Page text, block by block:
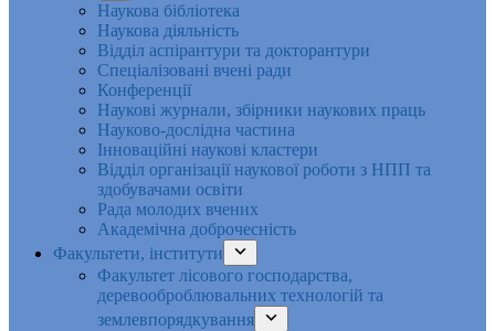
Наукова бібліотека
Наукова діяльність
Відділ аспірантури та докторантури
Спеціалізовані вчені ради
Конференції
Наукові журнали, збірники наукових праць
Науково-дослідна частина
Інноваційні наукові кластери
Відділ організації наукової роботи з НПП та
здобувачами освіти
Рада молодих вчених
Академічна доброчесність
Факультети, інститути
Факультет лісового господарства,
деревооброблювальних технологій та
землевпорядкування